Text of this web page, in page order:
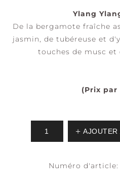
Ylang
De la bergamote fraîche
jasmin, de tubéreuse et
touches de musc et
(Prix par
AJOUTER
Numéro d'article: